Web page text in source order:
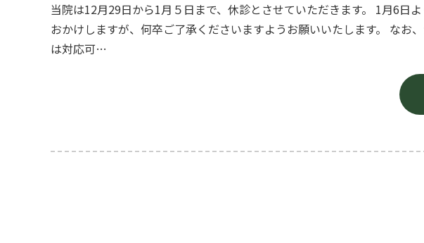
当院は12月29日から1月５日まで、休診とさせていただきます。 1月6日
おかけしますが、何卒ご了承くださいますようお願いいたします。 なお
は対応可…